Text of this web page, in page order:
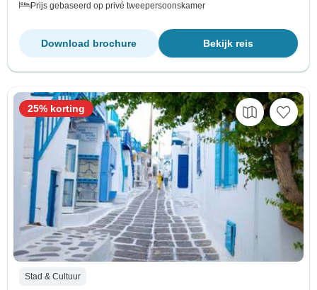
Prijs gebaseerd op privé tweepersoonskamer
Bekijk reis
Download brochure
Stad & Cultuur
25% korting